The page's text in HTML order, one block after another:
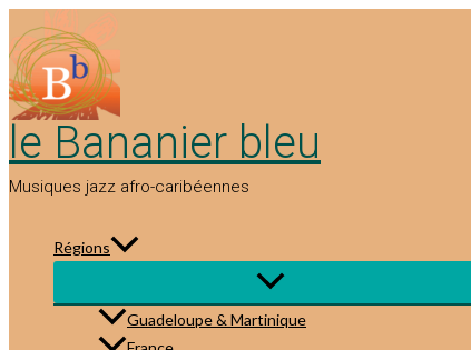
au
contenu
le Bananier bleu
Musiques jazz afro-caribéennes
Régions
Guadeloupe & Martinique